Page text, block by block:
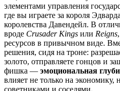
элементами управления
где вы играете за короля
королевства Давендейл. В
вроде Crusader Kings или Reigns
ресурсов в привычном виде.
решения, сидя на троне:
золото, отправляете гонцов и
фишка — эмоциональная
влияет не только на